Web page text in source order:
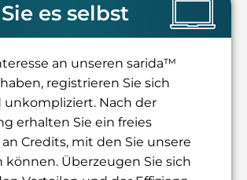
es selbst
an unseren sarida™
registrieren Sie sich
unkompliziert. Nach der
erhalten Sie ein freies
Credits, mit den Sie unsere
können. Überzeugen Sie sich